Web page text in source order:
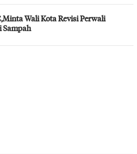
Wali Kota Revisi Perwali
Sampah